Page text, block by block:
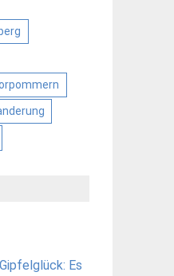
Es